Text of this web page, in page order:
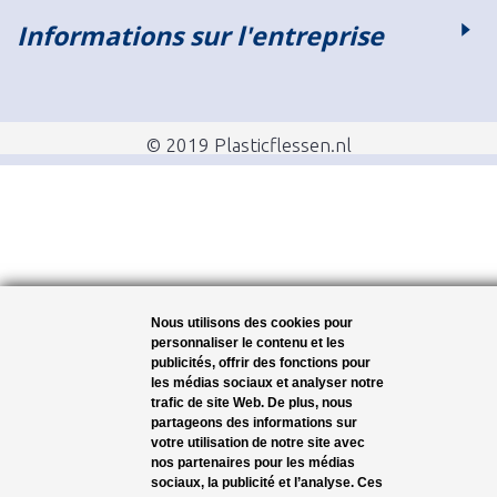
Informations sur l'entreprise
© 2019 Plasticflessen.nl
Nous utilisons des cookies pour
personnaliser le contenu et les
publicités, offrir des fonctions pour
les médias sociaux et analyser notre
trafic de site Web. De plus, nous
partageons des informations sur
votre utilisation de notre site avec
nos partenaires pour les médias
sociaux, la publicité et l’analyse. Ces